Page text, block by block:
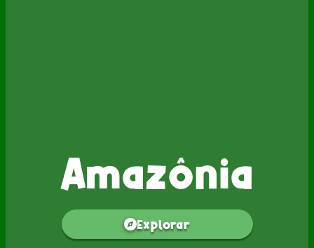
Amazônia
Explorar